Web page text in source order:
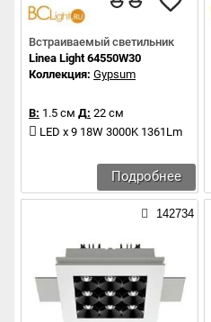
Встраиваемый светильник
Linea Light 64550W30
Коллекция: Gypsum
В: 1.5 см Д: 22 см
LED x 9 18W 3000K 1361Lm
Подробнее
142734